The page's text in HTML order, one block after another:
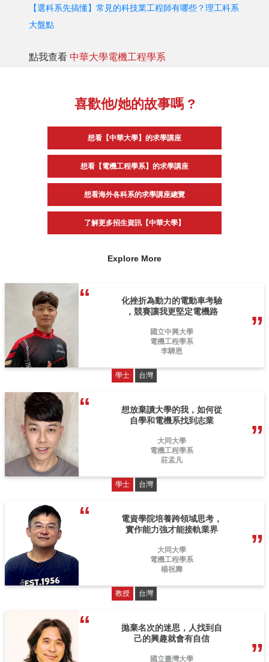
【選科系先搞懂】常見的科技業工程師有哪些？理工科系
大盤點
點我查看 中華大學電機工程學系
喜歡他/她的故事嗎 ?
想看【中華大學】的求學講座
想看【電機工程學系】的求學講座
想看海外各科系的求學講座總覽
了解更多招生資訊【中華大學】
Explore More
化挫折為動力的電動車考驗
，競賽讓我更堅定電機路
國立中興大學
電機工程學系
李驊恩
學士 台灣
想放棄讀大學的我，如何從
自學和電機系找到志業
大同大學
電機工程學系
莊孟凡
學士 台灣
電資學院培養跨領域思考，
實作能力強才能接軌業界
大同大學
電機工程學系
楊祝壽
教授 台灣
拋棄名次的迷思，人找到自
己的興趣就會有自信
國立臺灣大學